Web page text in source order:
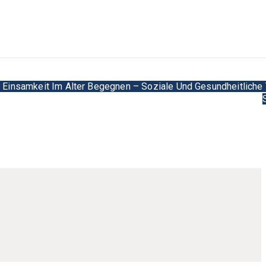
Einsamkeit Im Alter Begegnen – Soziale Und Gesundheitliche